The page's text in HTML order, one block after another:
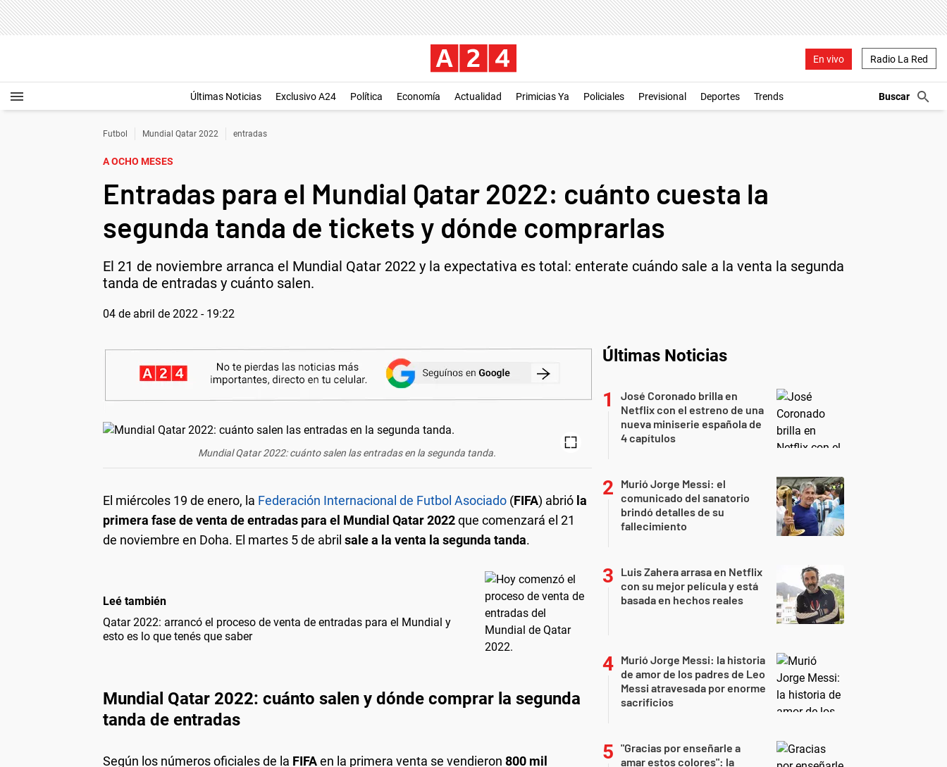
En vivo Radio La Red
Últimas Noticias Exclusivo A24 Política Economía Actualidad Primicias Ya Policiales Previsional Deportes Trends
Futbol Mundial Qatar 2022 entradas
A OCHO MESES
Entradas para el Mundial Qatar 2022: cuánto cuesta la
segunda tanda de tickets y dónde comprarlas
El 21 de noviembre arranca el Mundial Qatar 2022 y la expectativa es total: enterate cuándo sale a la venta la segunda
tanda de entradas y cuánto salen.
04 de abril de 2022 - 19:22
Mundial Qatar 2022: cuánto salen las entradas en la segunda tanda.
El miércoles 19 de enero, la Federación Internacional de Futbol Asociado (FIFA) abrió la
primera fase de venta de entradas para el Mundial Qatar 2022que comenzará el 21
de noviembre en Doha. El martes 5 de abril sale a la venta la segunda tanda.
Leé también
Qatar 2022: arrancó el proceso de venta de entradas para el Mundial y
esto es lo que tenés que saber
Mundial Qatar 2022: cuánto salen y dónde comprar la segunda
tanda de entradas
Según los números oficiales de la FIFAen la primera venta se vendieron 800 mil
Últimas Noticias
José Coronado brilla en
Netflix con el estreno de una
nueva miniserie española de
4 capítulos
Murió Jorge Messi: el
comunicado del sanatorio
brindó detalles de su
fallecimiento
Luis Zahera arrasa en Netflix
con su mejor película y está
basada en hechos reales
Murió Jorge Messi: la historia
de amor de los padres de Leo
Messi atravesada por enorme
sacrificios
"Gracias por enseñarle a
amar estos colores": la